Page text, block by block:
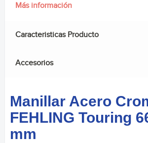
Más información
Caracteristicas Producto
Accesorios
Manillar Acero
FEHLING Touring
mm